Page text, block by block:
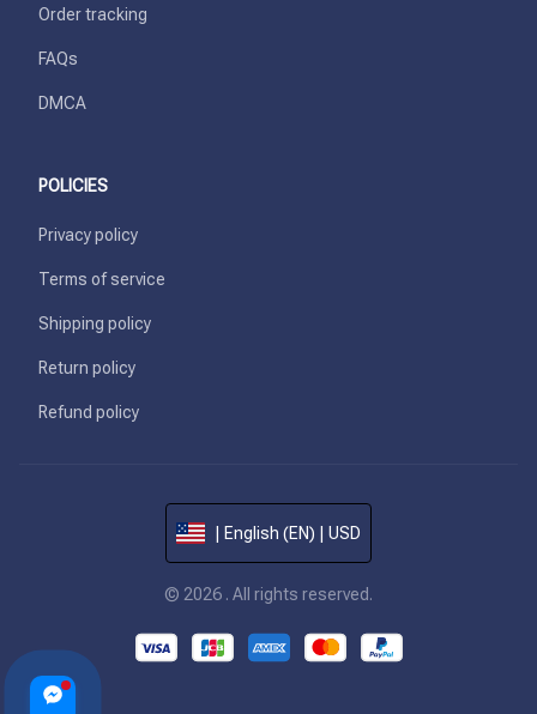
Order tracking
FAQs
DMCA
POLICIES
Privacy policy
Terms of service
Shipping policy
Return policy
Refund policy
| English (EN) | USD
© 2026 . All rights reserved.